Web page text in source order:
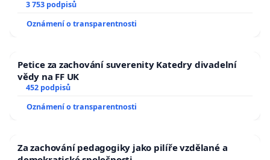
a umírání zvířete natočili.
3 753 podpisů
Oznámení o transparentnosti
Petice za zachování suverenity Katedry divadelní
vědy na FF UK
452 podpisů
Oznámení o transparentnosti
Za zachování pedagogiky jako pilíře vzdělané a